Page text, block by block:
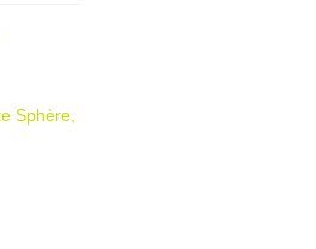
Sphère,